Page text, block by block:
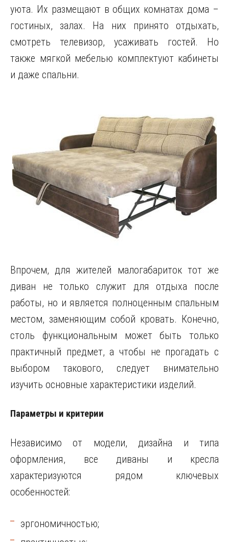
уюта. Их размещают в общих комнатах дома –
гостиных, залах. На них принято отдыхать,
смотреть телевизор, усаживать гостей. Но
также мягкой мебелью комплектуют кабинеты
и даже спальни.
Впрочем, для жителей малогабариток тот же
диван не только служит для отдыха после
работы, но и является полноценным спальным
местом, заменяющим собой кровать. Конечно,
столь функциональным может быть только
практичный предмет, а чтобы не прогадать с
выбором такового, следует внимательно
изучить основные характеристики изделий.
Параметры и критерии
Независимо от модели, дизайна и типа
оформления, все диваны и кресла
характеризуются рядом ключевых
особенностей:
эргономичностью;